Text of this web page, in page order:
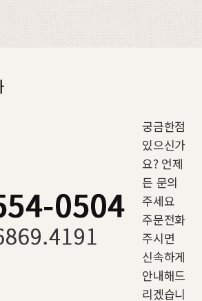
궁금한점
있으신가
요? 언제
든 문의
주세요
주문전화
주시면
신속하게
안내해드
리겠습니